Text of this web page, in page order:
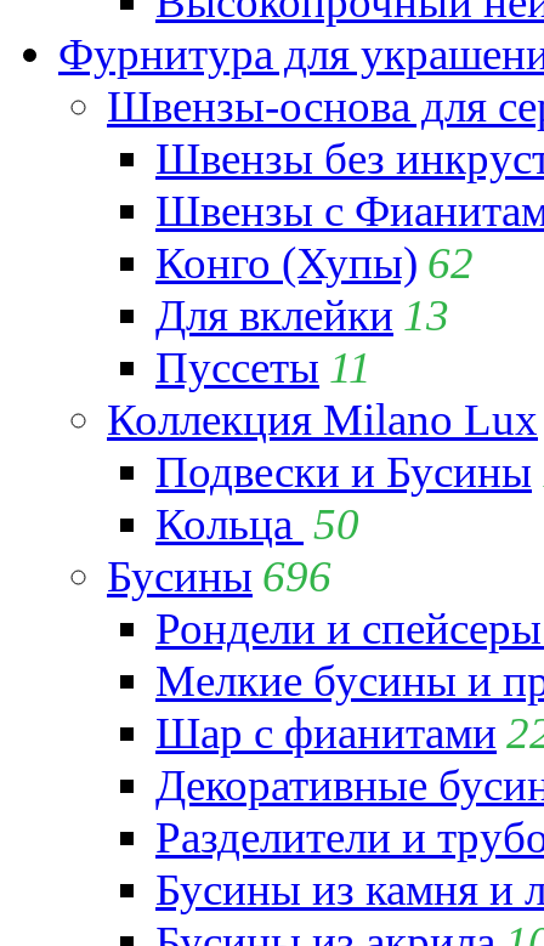
Фурнитура для
Швензы-основа для
Швензы без
Швензы с
Конго (Хупы) 62
Для вклейки 13
Пуссеты 11
Коллекция Milano Lux
Подвески и Бусины
Кольца 50
Бусины 696
Рондели и
Мелкие бусины и
Шар с фианитами
Декоративные
Разделители и
Бусины из камня и